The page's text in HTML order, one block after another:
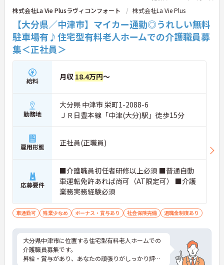
株式会社La Vie Plusラヴィコンフォート 株式会社La Vie Plus
【大分県／中津市】マイカー通勤◎うれしい無料
駐車場有♪住宅型有料老人ホームでの介護職員募
集＜正社員＞
給料 月収 18.4万円～
勤務地
大分県 中津市 栄町1-2088-6
ＪＲ日豊本線「中津(大分)駅」徒歩15分
雇用形態 正社員(正職員)
応募要件
■介護職員初任者研修以上必須 ■普通自動
車運転免許あれば尚可（AT限定可） ■介護
業務実務経験必須
車通勤可 残業少なめ ボーナス・賞与あり 社会保険完備 退職金制度あり
大分県中津市に位置する住宅型有料老人ホームでの
介護職員募集です。
昇給・賞与があり、あなたの頑張りがしっかり評価